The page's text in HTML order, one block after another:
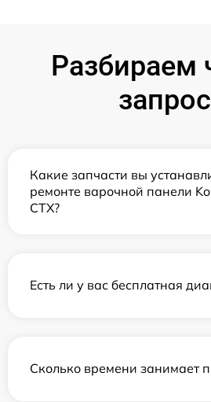
Разбираем
Какие запчасти вы
ремонте варочной панели
CTX?
Есть ли у вас бесплатная
Сколько времени занимает